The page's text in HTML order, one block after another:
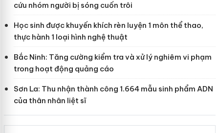
cứu nhóm người bị sóng cuốn trôi
Học sinh được khuyến khích rèn luyện 1 môn thể thao,
thực hành 1 loại hình nghệ thuật
Bắc Ninh: Tăng cường kiểm tra và xử lý nghiêm vi phạm
trong hoạt động quảng cáo
Sơn La: Thu nhận thành công 1.664 mẫu sinh phẩm ADN
của thân nhân liệt sĩ